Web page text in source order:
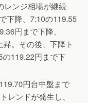
レンジ相場が継続
下降、7:10の119.55
円まで下降、
。その後、下降ト
の119.22円まで下
円台中盤まで
レンドが発生し、